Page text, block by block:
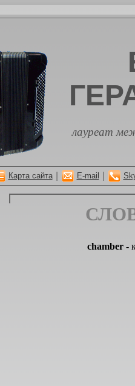
лауреат
Карта сайта E-mail
chamber -